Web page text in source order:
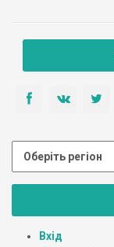
Вхід